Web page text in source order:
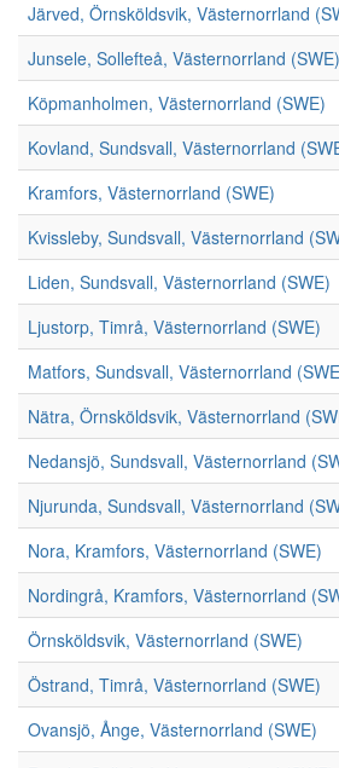
Järved, Örnsköldsvik, Västernorrland
Junsele, Sollefteå, Västernorrland (SWE)
Köpmanholmen, Västernorrland (SWE)
Kovland, Sundsvall, Västernorrland
Kramfors, Västernorrland (SWE)
Kvissleby, Sundsvall, Västernorrland
Liden, Sundsvall, Västernorrland (SWE)
Ljustorp, Timrå, Västernorrland (SWE)
Matfors, Sundsvall, Västernorrland
Nätra, Örnsköldsvik, Västernorrland
Nedansjö, Sundsvall, Västernorrland
Njurunda, Sundsvall, Västernorrland
Nora, Kramfors, Västernorrland (SWE)
Nordingrå, Kramfors, Västernorrland
Örnsköldsvik, Västernorrland (SWE)
Östrand, Timrå, Västernorrland (SWE)
Ovansjö, Ånge, Västernorrland (SWE)